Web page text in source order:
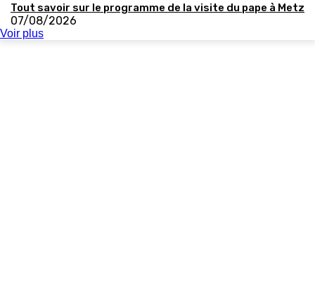
Tout savoir sur le programme de la visite du pape à Metz
07/08/2026
Voir plus